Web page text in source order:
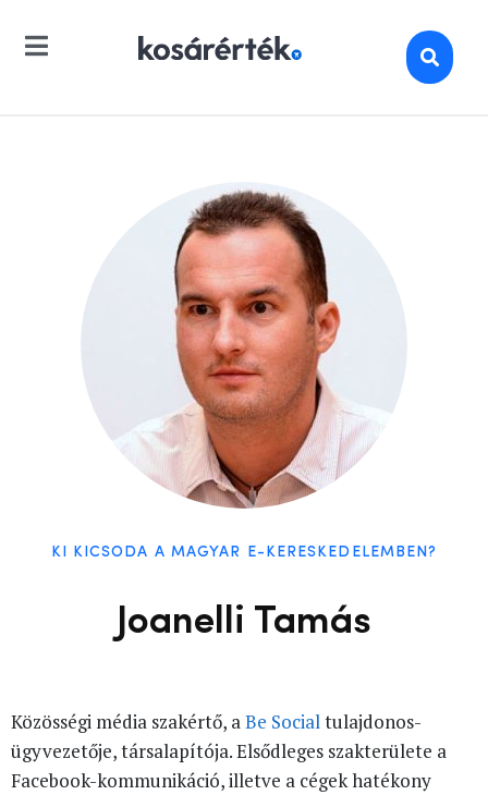
KI KICSODA A MAGYAR E-KERESKEDELEMBEN?
Joanelli Tamás
Közösségi média szakértő, aBe Socialtulajdonos-
ügyvezetője, társalapítója. Elsődleges szakterülete a
Facebook-kommunikáció, illetve a cégek hatékony